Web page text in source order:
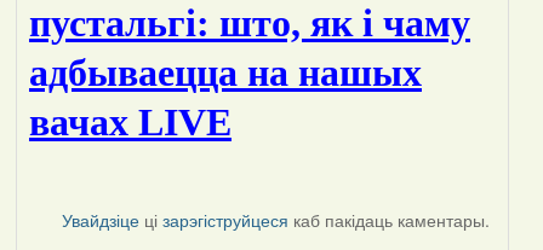
пустальгі: што, як і чаму
адбываецца на нашых
вачах LIVE
Увайдзіце цізарэгіструйцеся каб пакідаць каментары.